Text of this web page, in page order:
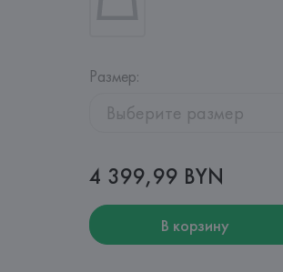
Размер:
Выберите размер
4 399,99 BYN
В корзину